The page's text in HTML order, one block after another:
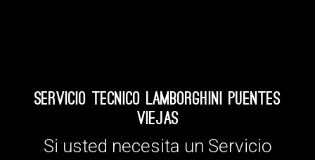
Servicio Tecnico Lamborghini Puentes
Viejas
Si usted necesita un Servicio